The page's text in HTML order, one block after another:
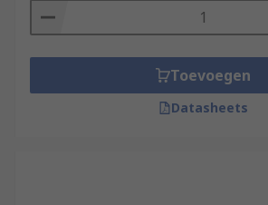
Toevoegen
Datasheets